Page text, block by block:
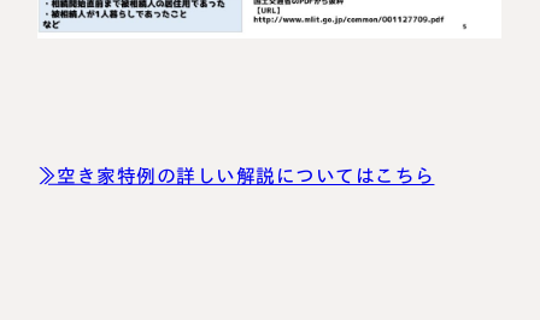
≫空き家特例の詳しい解説についてはこちら